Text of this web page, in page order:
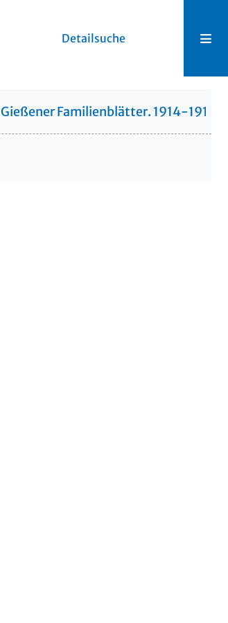
Detailsuche
Gießener Familienblätter. 1914-1914